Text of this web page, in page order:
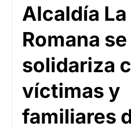
Alcaldía La
Romana se
solidariza
víctimas y
familiares